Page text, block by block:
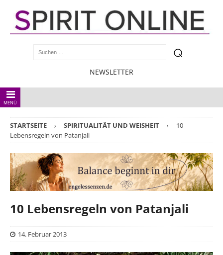
NEWSLETTER
MENÜ
STARTSEITE SPIRITUALITÄT UND WEISHEIT
10
Lebensregeln von Patanjali
10 Lebensregeln von Patanjali
14. Februar 2013